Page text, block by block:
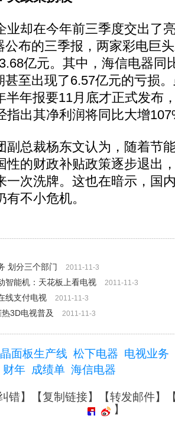
却在今年前三季度交出了
公布的三季报，两家彩电巨
亿元。其中，海信电器同
甚至出现了6.57亿元的亏损
半年报要11月底才正式发布
指出其净利润将同比大增
总裁杨东文认为，随着节
性的财政补贴政策逐步退出
一次洗牌。这也在暗示，国
不小危机。
划分三个部门
2011-11-3
智能机：天花板上看电视 2011-11-3
线支付电视 2011-11-3
3D电视普及 2011-11-3
面板生产线 松下电器 电视业务
财年 成绩单 海信电器
错】【复制链接】【转发邮件】
】